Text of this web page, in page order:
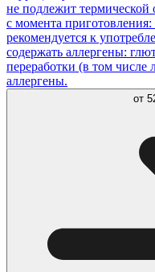
не подлежит термической
с момента
рекомендуется к
содержать аллергены:
переработки (в том числе
аллергены.
от